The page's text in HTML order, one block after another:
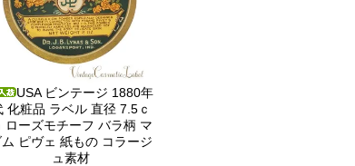
USA ビンテージ 1880年
化粧品 ラベル 直径 7.5ｃ
ローズモチーフ バラ柄 マ
ム ピヴェ 紙もの コラージ
ュ素材